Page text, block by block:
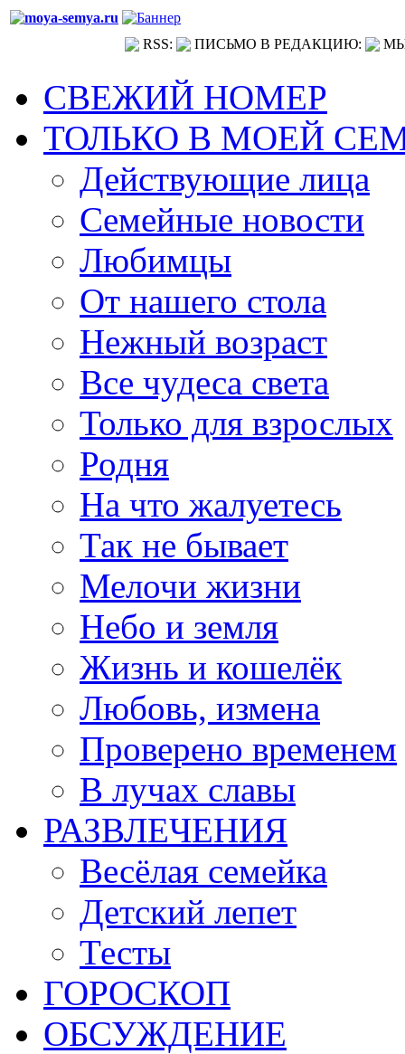
RSS: ПИСЬМО В РЕДАКЦИЮ:
СВЕЖИЙ НОМЕР
ТОЛЬКО В МОЕЙ
Действующие лица
Семейные новости
Любимцы
От нашего стола
Нежный возраст
Все чудеса света
Только для взрослых
Родня
На что жалуетесь
Так не бывает
Мелочи жизни
Небо и земля
Жизнь и кошелёк
Любовь, измена
Проверено временем
В лучах славы
РАЗВЛЕЧЕНИЯ
Весёлая семейка
Детский лепет
Тесты
ГОРОСКОП
ОБСУЖДЕНИЕ